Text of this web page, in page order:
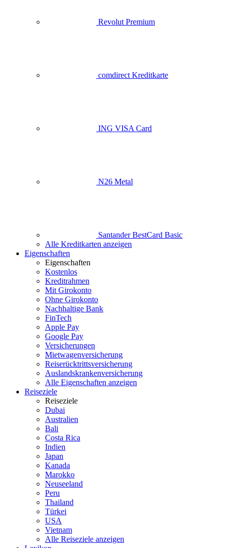
Revolut Premium
comdirect Kreditkarte
ING VISA Card
N26 Metal
Santander BestCard Basic
Alle Kreditkarten anzeigen
Eigenschaften
Eigenschaften
Kostenlos
Kreditrahmen
Mit Girokonto
Ohne Girokonto
Nachhaltige Bank
FinTech
Apple Pay
Google Pay
Versicherungen
Mietwagenversicherung
Reiserücktrittsversicherung
Auslandskrankenversicherung
Alle Eigenschaften anzeigen
Reiseziele
Reiseziele
Dubai
Australien
Bali
Costa Rica
Indien
Japan
Kanada
Marokko
Neuseeland
Peru
Thailand
Türkei
USA
Vietnam
Alle Reiseziele anzeigen